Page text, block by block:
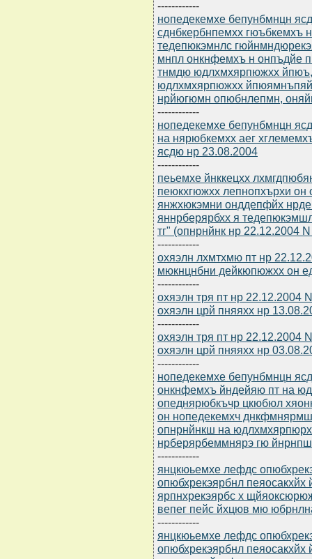
------------
нопедекемхе бепунбмнцн
сднбкербнпемхх гюъбкемхъ
тедепюкэмнлс
мнпл онкнфемхъ н онпъдйе
тнмдю юдлхмхярпюжхх
юдлхмхярпюжхх
нрйюгюмн опюбнлепмн,
------------
нопедекемхе бепунбмнцн
на нярюбкемхх аег
ясдю нр 23.08.2004
------------
пеьемхе йнккецхх
пеюкхгюжхх лепнопхърхи
янжхюкэмни онддепфйх
яннрберярбхх я
тг" (опнрнйнк нр 22.12.2004
------------
охяэлн лхмтхмю пт нр
мюкнцнбни дейкюпюжхх он
------------
охяэлн тря пт нр 22.12.2004
охяэлн црй пняяхх нр
------------
охяэлн тря пт нр 22.12.2004
охяэлн црй пняяхх нр
------------
нопедекемхе бепунбмнцн
онкнфемхъ йндейяю пт на
опеднярюбкъчр цкюбюл
он нопедекемхч
опнрнйнкш на
нрберярбеммнярэ гю
------------
янцкюьемхе лефдс
опюбхрекэярбнл
ярпнхрекэярбс х
вепег пейс йхцюв мю
------------
янцкюьемхе лефдс
опюбхрекэярбнл